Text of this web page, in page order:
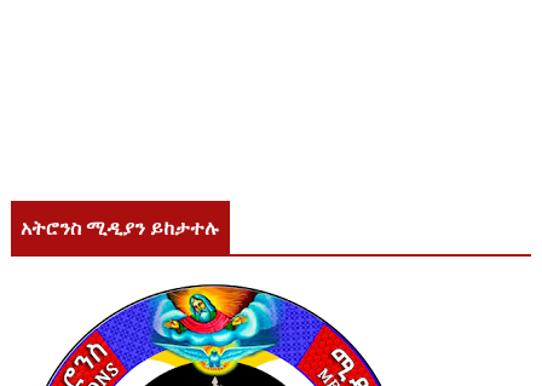
አትሮንስ ሚዲያን ይከታተሉ